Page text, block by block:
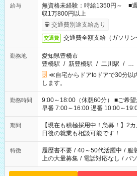
給与
無資格未経験：時給1350円～ ■
収1万800円以上
交通費別途支給あり
交通費 交通費全額支給（ガソリン
勤務地
愛知県豊橋市
豊橋駅 / 新豊橋駅 / 二川駅 / …
≪自宅からドアtoドアで30分
します。
勤務時間
9:00～18:00（休憩60分） ■ご希望があれば下記シフトもOK！
早番 7:00～16:00 遅番 10:00～19:00 「家族と休みを合わ
い」 「余裕を持って夕飯の準備が
たくない」 など、ご希望を教えてください
の方へ 今ご覧のお仕事で希望する
の勤務時間。 合計で週40時間を
期間
【現在も積極採用中！急募！】2
日後の就業も相談可能です！
特徴 履歴書不要 / 40～50代活躍中 / 服
上の大量募集 / 電話対応なし / パ